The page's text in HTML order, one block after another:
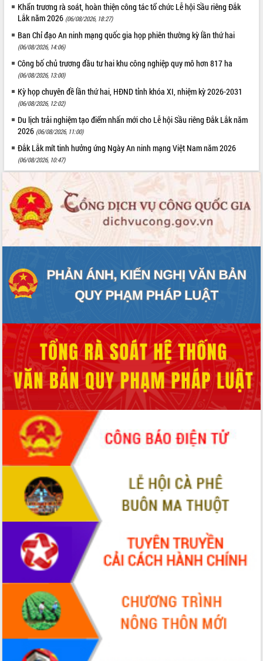
Khẩn trương rà soát, hoàn thiện công tác tổ chức Lễ hội Sầu riêng Đắk
Lắk năm 2026 (06/08/2026, 18:27)
Ban Chỉ đạo An ninh mạng quốc gia họp phiên thường kỳ lần thứ hai
(06/08/2026, 14:06)
Công bố chủ trương đầu tư hai khu công nghiệp quy mô hơn 817 ha
(06/08/2026, 13:00)
Kỳ họp chuyên đề lần thứ hai, HĐND tỉnh khóa XI, nhiệm kỳ 2026-2031
(06/08/2026, 12:02)
Du lịch trải nghiệm tạo điểm nhấn mới cho Lễ hội Sầu riêng Đắk Lắk năm
2026 (06/08/2026, 11:00)
Đắk Lắk mít tinh hưởng ứng Ngày An ninh mạng Việt Nam năm 2026
(06/08/2026, 10:47)